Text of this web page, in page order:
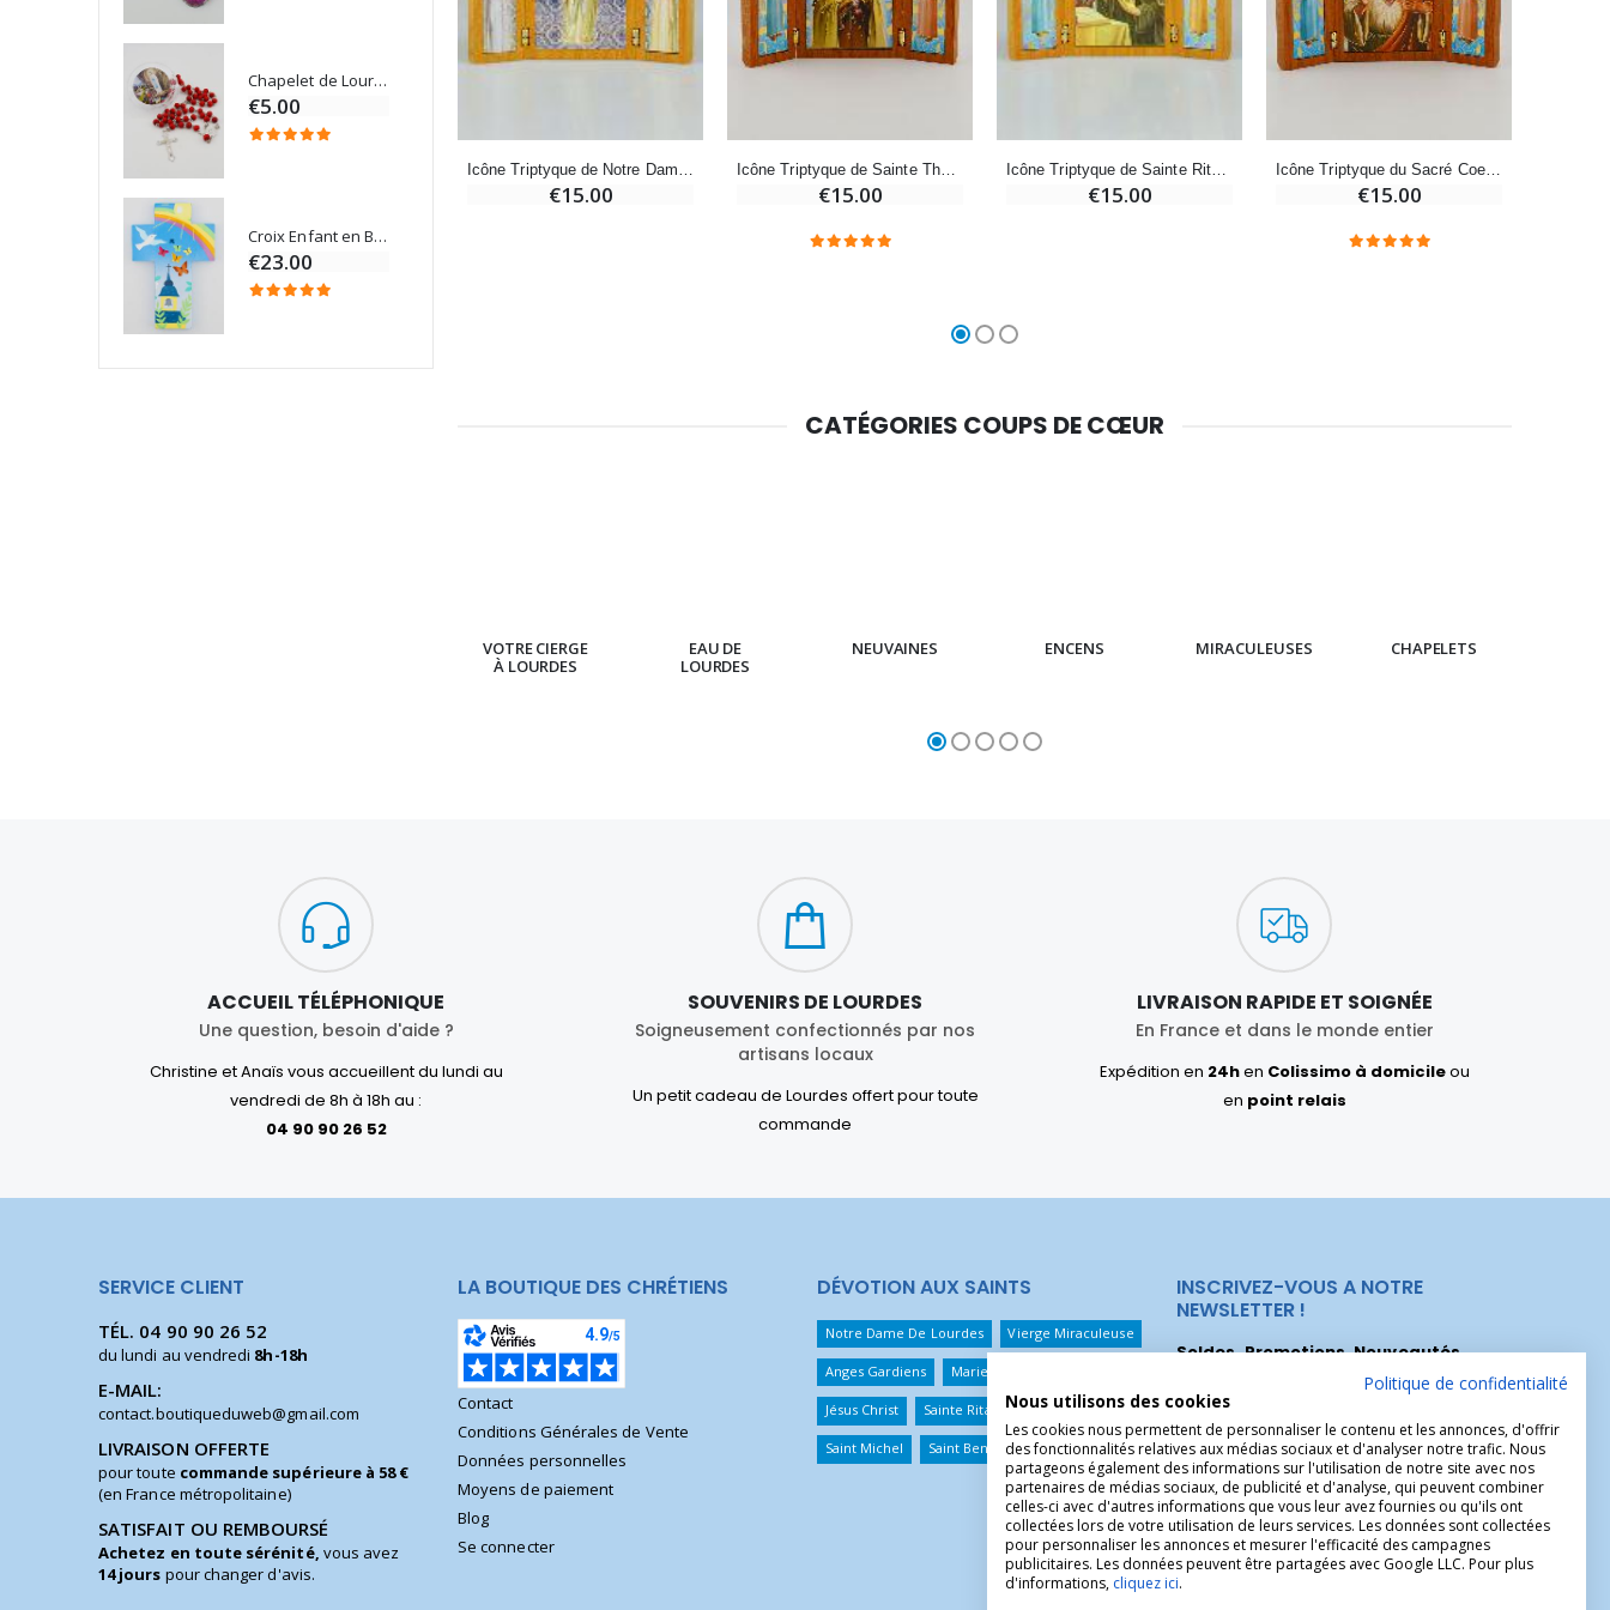
Chapelet de Lourdes en Bois
€5.00
Croix Enfant en Bois Eglise Papillons et Arc-en-ciel 15 cm
€23.00
Huile d'Onction
Icône Triptyque de Notre Dame de Lourdes en Bois
€15.00
Icône Triptyque de Sainte Thérèse de Lisieux en Bois
€15.00
Icône Triptyque de Sainte Rita de Cascia en Bois
€15.00
Icône Triptyque du Sacré Coeur de Jésus en Bois
€15.00
CATÉGORIES COUPS DE CŒUR
VOTRE CIERGE
À LOURDES
EAU DE
LOURDES
NEUVAINES ENCENS MIRACULEUSES CHAPELETS
ACCUEIL TÉLÉPHONIQUE
Une question, besoin d'aide ?
Christine et Anaïs vous accueillent du lundi au
vendredi de 8h à 18h au :
04 90 90 26 52
SOUVENIRS DE LOURDES
Soigneusement confectionnés par nos
artisans locaux
Un petit cadeau de Lourdes offert pour toute
commande
LIVRAISON RAPIDE ET SOIGNÉE
En France et dans le monde entier
Expédition en 24hen Colissimo à domicileou
en point relais
SERVICE CLIENT
TÉL. 04 90 90 26 52
du lundi au vendredi 8h-18h
E-MAIL:
contact.boutiqueduweb@gmail.com
LIVRAISON OFFERTE
pour toute commande supérieure à 58 €
(en France métropolitaine)
SATISFAIT OU REMBOURSÉ
Achetez en toute sérénité, vous avez
14 jours pour changer d'avis.
LA BOUTIQUE DES CHRÉTIENS
Contact
Conditions Générales de Vente
Données personnelles
Moyens de paiement
Blog
Se connecter
DÉVOTION AUX SAINTS
Notre Dame De Lourdes Vierge Miraculeuse
Anges Gardiens Marie Qui Défait Les Noeuds
Jésus Christ Sainte Rita Sainte Thérèse
Saint Michel Saint Benoît Saint Christophe
INSCRIVEZ-VOUS A NOTRE
NEWSLETTER !
Soldes, Promotions, Nouveautés...
Inscrivez-vous maintenant pour recevoir
nos meilleures offres.
Politique de confidentialité
Nous utilisons des cookies
Les cookies nous permettent de personnaliser le contenu et les annonces, d'offrir
des fonctionnalités relatives aux médias sociaux et d'analyser notre trafic. Nous
partageons également des informations sur l'utilisation de notre site avec nos
partenaires de médias sociaux, de publicité et d'analyse, qui peuvent combiner
celles-ci avec d'autres informations que vous leur avez fournies ou qu'ils ont
collectées lors de votre utilisation de leurs services. Les données sont collectées
pour personnaliser les annonces et mesurer l'efficacité des campagnes
publicitaires. Les données peuvent être partagées avec Google LLC. Pour plus
d'informations, cliquez ici.